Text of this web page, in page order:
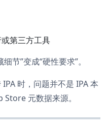
第三方工具
节”变成“硬性要求”。
时，问题并不是 IPA 本
元数据来源。